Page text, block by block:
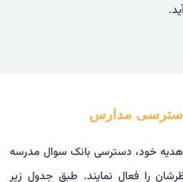
دسترسی مدارس
هدیه خود، دسترسی بانک سوال مدرسه
را فعال نمایند. طبق جدول زیر